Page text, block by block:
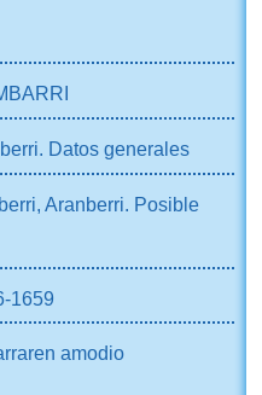
Datos generales
Aranberri. Posible
1659
amodio